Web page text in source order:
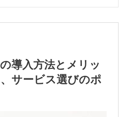
導入方法とメリッ
サービス選びのポ